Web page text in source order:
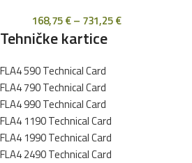
168,75€– 731,25€
Tehničke kartice
FLA4 590 Technical Card
FLA4 790 Technical Card
FLA4 990 Technical Card
FLA4 1190 Technical Card
FLA4 1990 Technical Card
FLA4 2490 Technical Card